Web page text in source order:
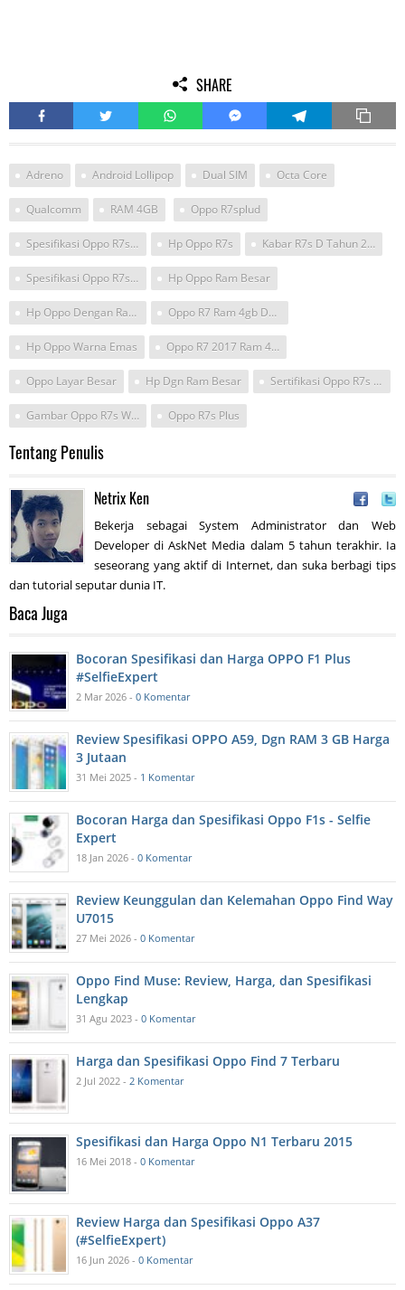
SHARE
Adreno Android Lollipop Dual SIM Octa Core
Qualcomm RAM 4GB Oppo R7splud
Spesifikasi Oppo R7s Warna Gold Hp Oppo R7s Kabar R7s D Tahun 2017
Spesifikasi Oppo R7s Plus Hp Oppo Ram Besar
Hp Oppo Dengan Ram Besar Oppo R7 Ram 4gb Dgn Oppo F1
Hp Oppo Warna Emas Oppo R7 2017 Ram 4gb
Oppo Layar Besar Hp Dgn Ram Besar Sertifikasi Oppo R7s Plus Marshmallow
Gambar Oppo R7s Warna Gold Oppo R7s Plus
Tentang Penulis
Netrix Ken
Bekerja sebagai System Administrator dan Web
Developer di AskNet Media dalam 5 tahun terakhir. Ia
seseorang yang aktif di Internet, dan suka berbagi tips
dan tutorial seputar dunia IT.
Baca Juga
Bocoran Spesifikasi dan Harga OPPO F1 Plus
#SelfieExpert
2 Mar 2026 - 0 Komentar
Review Spesifikasi OPPO A59, Dgn RAM 3 GB Harga
3 Jutaan
31 Mei 2025 - 1 Komentar
Bocoran Harga dan Spesifikasi Oppo F1s - Selfie
Expert
18 Jan 2026 - 0 Komentar
Review Keunggulan dan Kelemahan Oppo Find Way
U7015
27 Mei 2026 - 0 Komentar
Oppo Find Muse: Review, Harga, dan Spesifikasi
Lengkap
31 Agu 2023 - 0 Komentar
Harga dan Spesifikasi Oppo Find 7 Terbaru
2 Jul 2022 - 2 Komentar
Spesifikasi dan Harga Oppo N1 Terbaru 2015
16 Mei 2018 - 0 Komentar
Review Harga dan Spesifikasi Oppo A37
(#SelfieExpert)
16 Jun 2026 - 0 Komentar